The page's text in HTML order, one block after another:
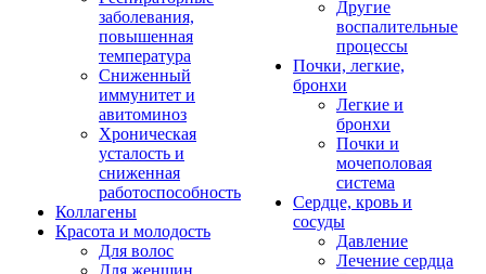
заболевания,
повышенная
температура
Сниженный
иммунитет и
авитоминоз
Хроническая
усталость и
сниженная
работоспособность
Коллагены
Красота и молодость
Для волос
Для женщин
Другие
воспалительные
процессы
Почки, легкие,
бронхи
Легкие и
бронхи
Почки и
мочеполовая
система
Сердце, кровь и
сосуды
Давление
Лечение сердца